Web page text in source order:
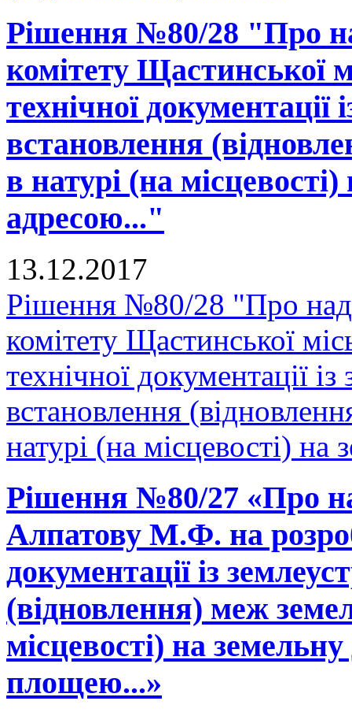
Рішення №80/28 "Про
комітету Щастинської
технічної
встановлення
в натурі (на
адресою..."
13.12.2017
Рішення №80/28 "Про
комітету Щастинської
технічної документації
встановлення
натурі (на місцевості)
Рішення №80/27 «Про
Алпатову М.Ф. на
документації із
(відновлення) меж
місцевості) на
площею...»